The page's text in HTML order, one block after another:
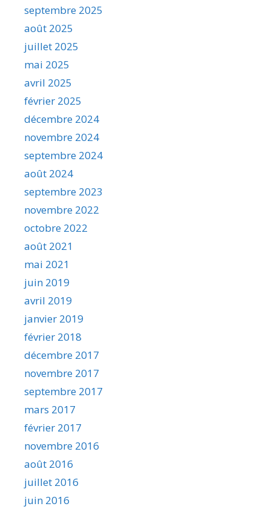
septembre 2025
août 2025
juillet 2025
mai 2025
avril 2025
février 2025
décembre 2024
novembre 2024
septembre 2024
août 2024
septembre 2023
novembre 2022
octobre 2022
août 2021
mai 2021
juin 2019
avril 2019
janvier 2019
février 2018
décembre 2017
novembre 2017
septembre 2017
mars 2017
février 2017
novembre 2016
août 2016
juillet 2016
juin 2016